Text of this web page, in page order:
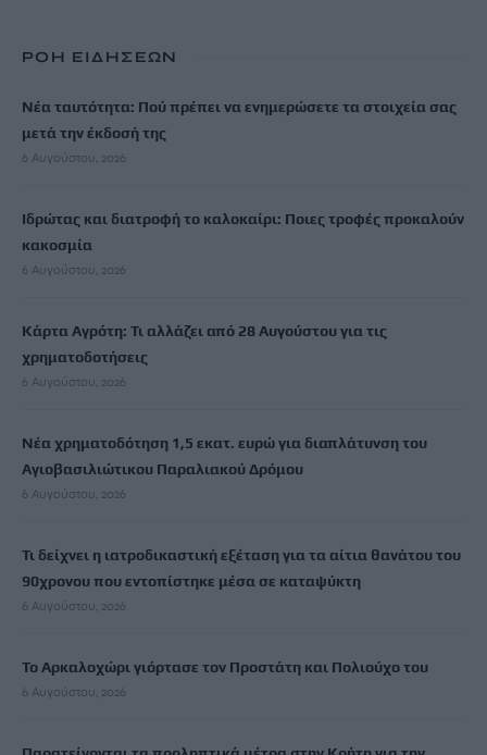
ΡΟΗ ΕΙΔΗΣΕΩΝ
Νέα ταυτότητα: Πού πρέπει να ενημερώσετε τα στοιχεία σας
μετά την έκδοσή της
6 Αυγούστου, 2026
Ιδρώτας και διατροφή το καλοκαίρι: Ποιες τροφές προκαλούν
κακοσμία
6 Αυγούστου, 2026
Κάρτα Αγρότη: Τι αλλάζει από 28 Αυγούστου για τις
χρηματοδοτήσεις
6 Αυγούστου, 2026
Νέα χρηματοδότηση 1,5 εκατ. ευρώ για διαπλάτυνση του
Αγιοβασιλιώτικου Παραλιακού Δρόμου
6 Αυγούστου, 2026
Τι δείχνει η ιατροδικαστική εξέταση για τα αίτια θανάτου του
90χρονου που εντοπίστηκε μέσα σε καταψύκτη
6 Αυγούστου, 2026
Το Αρκαλοχώρι γιόρτασε τον Προστάτη και Πολιούχο του
6 Αυγούστου, 2026